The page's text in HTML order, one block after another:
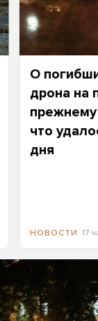
О
дрона на
прежнему
что
дня
НОВОСТИ 17